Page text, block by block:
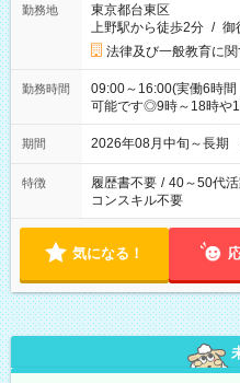
勤務地
東京都台東区
上野駅から徒歩2分 / 御
法律及び一般教育に
勤務時間
09:00～16:00(実働6時
可能です◎9時～18時や
期間 2026年08月中旬～長
特徴 履歴書不要 / 40～50代
コンスキル不要
気になる！